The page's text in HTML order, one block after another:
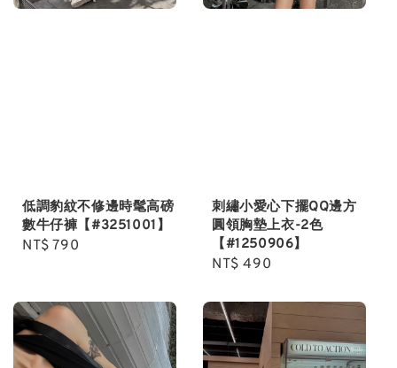
低調豹紋不修邊時髦高磅
數牛仔褲【#3251001】
Regular
NT$ 790
刺繡小愛心下擺QQ邊方
圓領胸墊上衣-2色
【#1250906】
Regular
NT$ 490